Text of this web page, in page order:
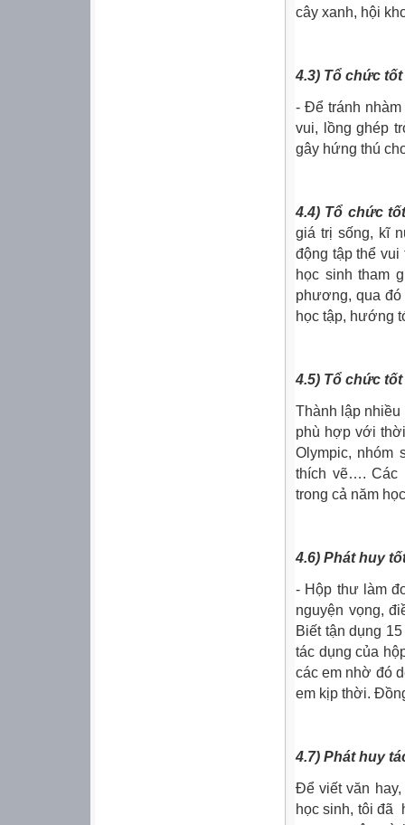
cây xanh, hội
4.3) Tổ chức
- Để tránh
vui, lồng ghép
gây hứng thú
4.4) Tổ chức
giá trị sống, kĩ
động tập thể
học sinh tham
phương, qua
học tập, hướng
4.5) Tổ chức
Thành lập nhiều
phù hợp với
Olympic, nhóm
thích vẽ…. Các
trong cả năm
4.6) Phát huy
- Hộp thư làm
nguyện vọng,
Biết tận dụng
tác dụng của
các em nhờ đó
em kịp thời.
4.7) Phát huy
Để viết văn
học sinh, tôi đã